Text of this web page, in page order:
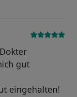
gut
eingehalten!